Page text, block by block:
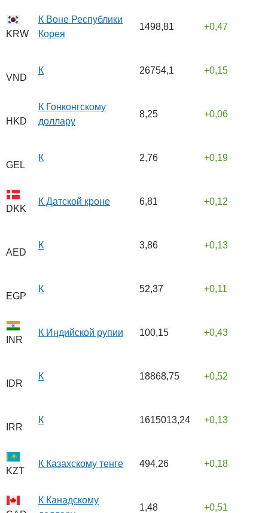
KRW
К Воне Республики
Корея
1498,81 0,47
VND
К 26754,1 0,15
HKD
К Гонконгскому
доллару
8,25 0,06
GEL
К 2,76 0,19
DKK
К Датской кроне 6,81 0,12
AED
К 3,86 0,13
EGP
К 52,37 0,11
INR
К Индийской рупии 100,15 0,43
IDR
К 18868,75 0,52
IRR
К 1615013,24 0,13
KZT
К Казахскому тенге 494,26 0,18
К Канадскому
1,48 0,51